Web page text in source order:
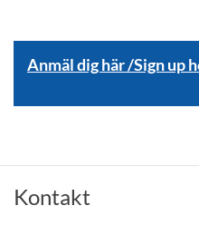
Anmäl dig här /Sign up
Kontakt